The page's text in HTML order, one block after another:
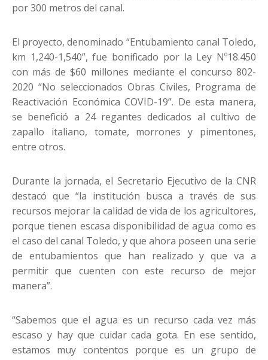
por 300 metros del canal.
El proyecto, denominado “Entubamiento canal Toledo,
km 1,240-1,540”, fue bonificado por la Ley Nº18.450
con más de $60 millones mediante el concurso 802-
2020 “No seleccionados Obras Civiles, Programa de
Reactivación Económica COVID-19”. De esta manera,
se benefició a 24 regantes dedicados al cultivo de
zapallo italiano, tomate, morrones y pimentones,
entre otros.
Durante la jornada, el Secretario Ejecutivo de la CNR
destacó que “la institución busca a través de sus
recursos mejorar la calidad de vida de los agricultores,
porque tienen escasa disponibilidad de agua como es
el caso del canal Toledo, y que ahora poseen una serie
de entubamientos que han realizado y que va a
permitir que cuenten con este recurso de mejor
manera”.
“Sabemos que el agua es un recurso cada vez más
escaso y hay que cuidar cada gota. En ese sentido,
estamos muy contentos porque es un grupo de